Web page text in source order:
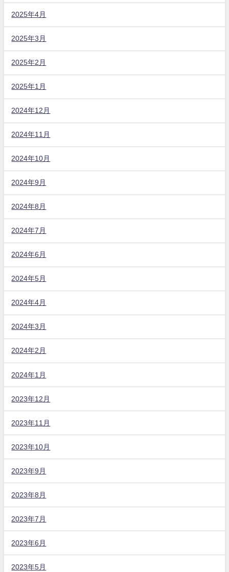
2025年4月
2025年3月
2025年2月
2025年1月
2024年12月
2024年11月
2024年10月
2024年9月
2024年8月
2024年7月
2024年6月
2024年5月
2024年4月
2024年3月
2024年2月
2024年1月
2023年12月
2023年11月
2023年10月
2023年9月
2023年8月
2023年7月
2023年6月
2023年5月